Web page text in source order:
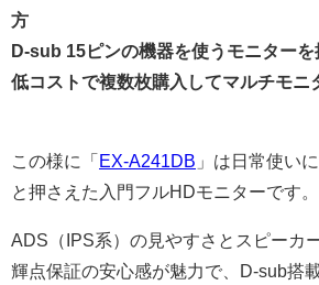
方
D-sub 15ピンの機器を使うモニター
低コストで複数枚購入してマルチモニ
この様に「 EX-A241DB 」は日常使い
と押さえた入門フルHDモニターです。
ADS（IPS系）の見やすさとスピーカ
輝点保証の安心感が魅力で、D-sub搭